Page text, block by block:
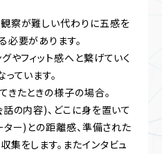
察が難しい代わりに五感を
要があります。
やフィット感へと繋げていく
ています。
たときの様子の場合。
の内容)、どこに身を置いて
ター)との距離感、準備された
をします。またインタビュ